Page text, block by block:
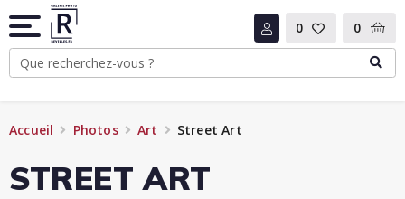
0 0
Accueil Photos Art Street Art
STREET ART